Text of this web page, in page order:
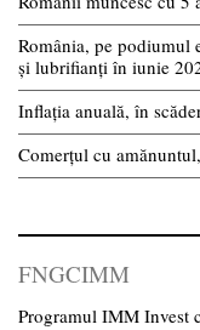
România, pe podiumul
și lubrifianți în iunie
Inflația anuală, în
Comerțul cu
FNGCIMM
Programul IMM Invest